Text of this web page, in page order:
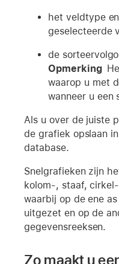
het veldtype
geselecteerde
de
Opmerking
waarop u met
wanneer u een
Als u over de juiste
de grafiek opslaan
database.
Snelgrafieken zijn
kolom-, staaf,
waarbij op de ene
uitgezet en op de
gegevensreeksen.
Zo maakt u